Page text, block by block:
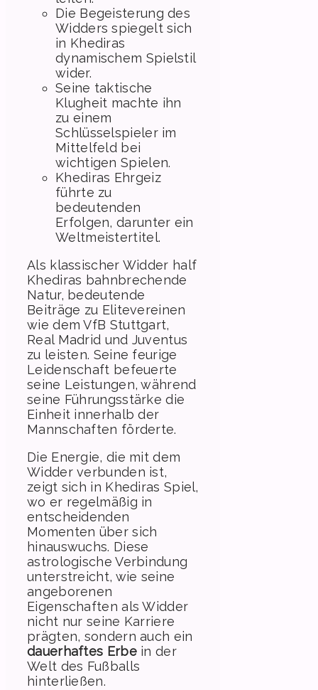
Die Begeisterung des
Widders spiegelt sich
in Khediras
dynamischem Spielstil
wider.
Seine taktische
Klugheit machte ihn
zu einem
Schlüsselspieler im
Mittelfeld bei
wichtigen Spielen.
Khediras Ehrgeiz
führte zu
bedeutenden
Erfolgen, darunter ein
Weltmeistertitel.
Als klassischer Widder half
Khediras bahnbrechende
Natur, bedeutende
Beiträge zu Elitevereinen
wie dem VfB Stuttgart,
Real Madrid und Juventus
zu leisten. Seine feurige
Leidenschaft befeuerte
seine Leistungen, während
seine Führungsstärke die
Einheit innerhalb der
Mannschaften förderte.
Die Energie, die mit dem
Widder verbunden ist,
zeigt sich in Khediras Spiel,
wo er regelmäßig in
entscheidenden
Momenten über sich
hinauswuchs. Diese
astrologische Verbindung
unterstreicht, wie seine
angeborenen
Eigenschaften als Widder
nicht nur seine Karriere
prägten, sondern auch ein
dauerhaftes Erbein der
Welt des Fußballs
hinterließen.